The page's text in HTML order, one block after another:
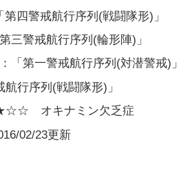
四警戒航行序列(戦闘隊形)」
警戒航行序列(輪形陣)」
第一警戒航行序列(対潜警戒)」
行序列(戦闘隊形)」
オキナミン欠乏症
02/23更新